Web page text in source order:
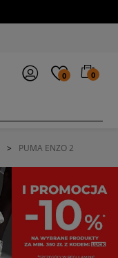
0 0
> PUMA ENZO 2